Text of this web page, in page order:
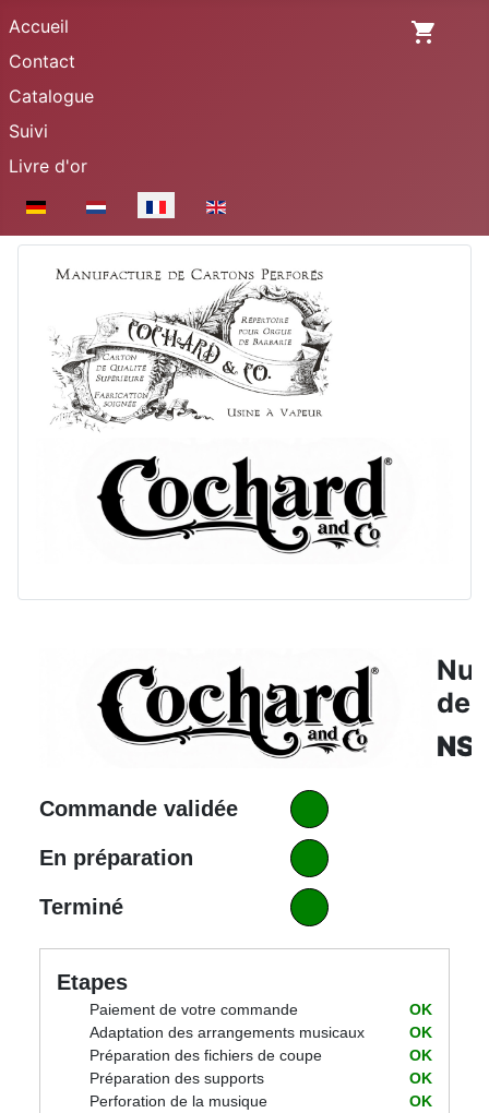
Accueil
Contact
Catalogue
Suivi
Livre d'or
Sélectionnez votre langue
de
Commande validée
En préparation
Terminé
Etapes
Paiement de votre commande
OK
Adaptation des arrangements musicaux
OK
Préparation des fichiers de coupe
OK
Préparation des supports
OK
Perforation de la musique
OK